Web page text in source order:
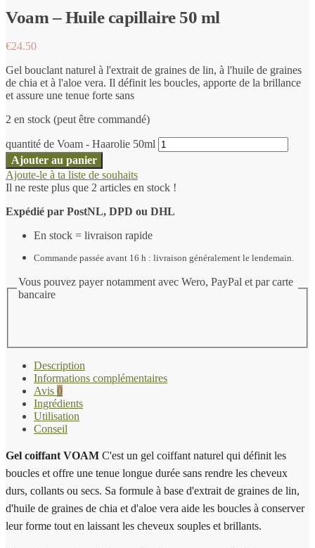
Voam – Huile capillaire 50 ml
€24.50
Gel bouclant naturel à l'extrait de graines de lin, à l'huile de graines
de chia et à l'aloe vera. Il définit les boucles, apporte de la brillance
et assure une tenue forte sans
2 en stock (peut être commandé)
quantité de Voam - Haarolie 50ml
Ajouter au panier
Ajoute-le à ta liste de souhaits
Il ne reste plus que 2 articles en stock !
Expédié par PostNL, DPD ou DHL
En stock = livraison rapide
Commande passée avant 16 h : livraison généralement le lendemain.
Vous pouvez payer notamment avec Wero, PayPal et par carte
bancaire
Description
Informations complémentaires
Avis 0
Ingrédients
Utilisation
Conseil
Gel coiffant VOAM C'est un gel coiffant naturel qui définit les
boucles et offre une tenue longue durée sans rendre les cheveux
durs, collants ou secs. Sa formule à base d'extrait de graines de lin,
d'huile de graines de chia et d'aloe vera aide les boucles à conserver
leur forme tout en laissant les cheveux souples et brillants.